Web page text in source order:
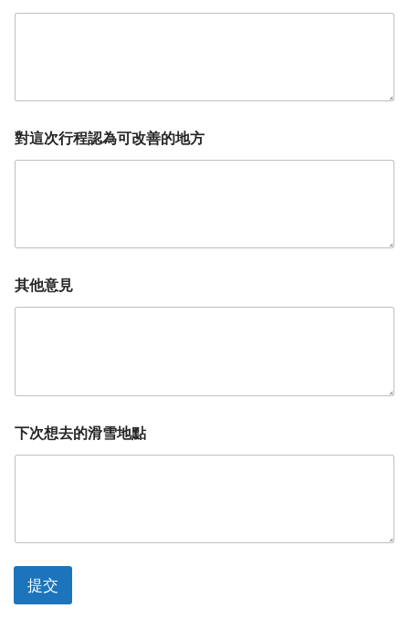
對這次行程認為可改善的地方
其他意見
下次想去的滑雪地點
提交